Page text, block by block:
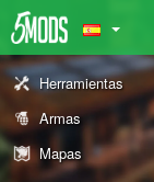
Herramientas
Armas
Mapas